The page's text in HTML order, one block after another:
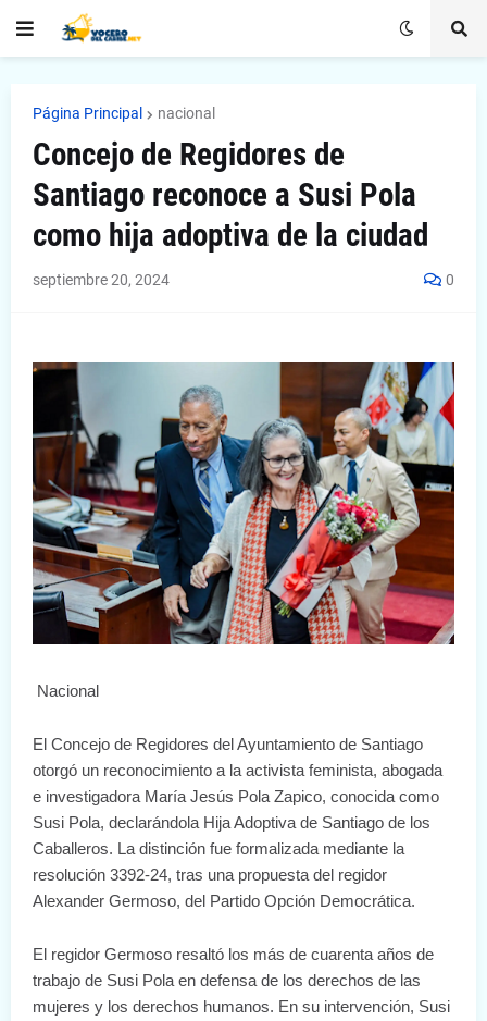
Página Principal nacional
Concejo de Regidores de
Santiago reconoce a Susi Pola
como hija adoptiva de la ciudad
septiembre 20, 2024 0
Nacional
El Concejo de Regidores del Ayuntamiento de Santiago
otorgó un reconocimiento a la activista feminista, abogada
e investigadora María Jesús Pola Zapico, conocida como
Susi Pola, declarándola Hija Adoptiva de Santiago de los
Caballeros. La distinción fue formalizada mediante la
resolución 3392-24, tras una propuesta del regidor
Alexander Germoso, del Partido Opción Democrática.
El regidor Germoso resaltó los más de cuarenta años de
trabajo de Susi Pola en defensa de los derechos de las
mujeres y los derechos humanos. En su intervención, Susi